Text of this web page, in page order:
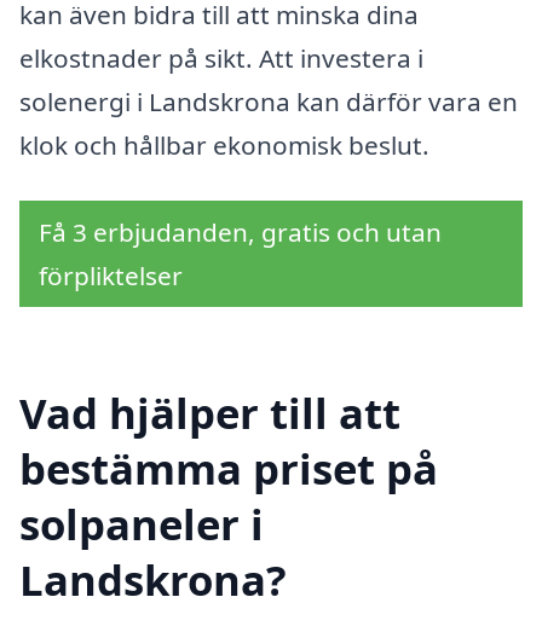
kan även bidra till att minska dina
elkostnader på sikt. Att investera i
solenergi i Landskrona kan därför vara en
klok och hållbar ekonomisk beslut.
Få 3 erbjudanden, gratis och utan
förpliktelser
Vad hjälper till att
bestämma priset på
solpaneler i
Landskrona?